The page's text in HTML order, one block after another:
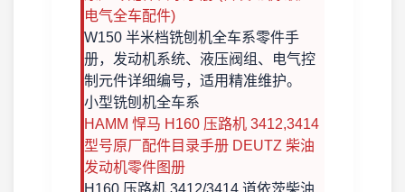
电气全车配件)
W150 半米档铣刨机全车系零件手
册，发动机系统、液压阀组、电气控
制元件详细编号，适用精准维护。
小型铣刨机全车系
HAMM 悍马 H160 压路机 3412,3414
型号原厂配件目录手册 DEUTZ 柴油
发动机零件图册
H160 压路机 3412/3414 道依茨柴油